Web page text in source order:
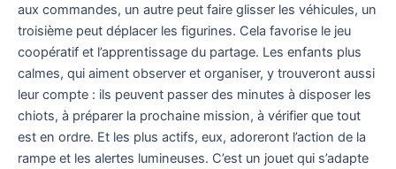
aux commandes, un autre peut faire glisser les véhicules, un
troisième peut déplacer les figurines. Cela favorise le jeu
coopératif et l’apprentissage du partage. Les enfants plus
calmes, qui aiment observer et organiser, y trouveront aussi
leur compte : ils peuvent passer des minutes à disposer les
chiots, à préparer la prochaine mission, à vérifier que tout
est en ordre. Et les plus actifs, eux, adoreront l’action de la
rampe et les alertes lumineuses. C’est un jouet qui s’adapte